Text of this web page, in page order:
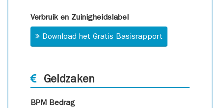
Verbruik en Zuinigheidslabel
Download het Gratis Basisrapport
Geldzaken
BPM Bedrag